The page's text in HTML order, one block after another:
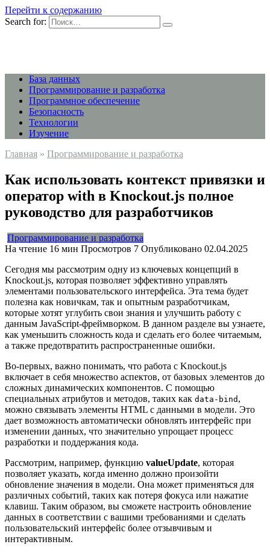
Перейти к содержанию
Search for:
База данных
Программирование и разработка
Программное обеспечение
Безопасность
Технологии
Изучение
Главная » Программирование и разработка
Как использовать контекст привязки и
оператор with в Knockout.js полное
руководство для разработчиков
Программирование и разработка
На чтение 16 мин Просмотров 7 Опубликовано 02.04.2025
Сегодня мы рассмотрим одну из ключевых концепций в
Knockout.js, которая позволяет эффективно управлять
элементами пользовательского интерфейса. Эта тема будет
полезна как новичкам, так и опытным разработчикам,
которые хотят углубить свои знания и улучшить работу с
данным JavaScript-фреймворком. В данном разделе вы узнаете,
как уменьшить сложность кода и сделать его более читаемым,
а также предотвратить распространенные ошибки.
Во-первых, важно понимать, что работа с Knockout.js
включает в себя множество аспектов, от базовых элементов до
сложных динамических компонентов. С помощью
специальных атрибутов и методов, таких как data-bind ,
можно связывать элементы HTML с данными в модели. Это
дает возможность автоматически обновлять интерфейс при
изменении данных, что значительно упрощает процесс
разработки и поддержания кода.
Рассмотрим, например, функцию valueUpdate, которая
позволяет указать, когда именно должно произойти
обновление значения в модели. Она может применяться для
различных событий, таких как потеря фокуса или нажатие
клавиш. Таким образом, вы сможете настроить обновление
данных в соответствии с вашими требованиями и сделать
пользовательский интерфейс более отзывчивым и
интерактивным.